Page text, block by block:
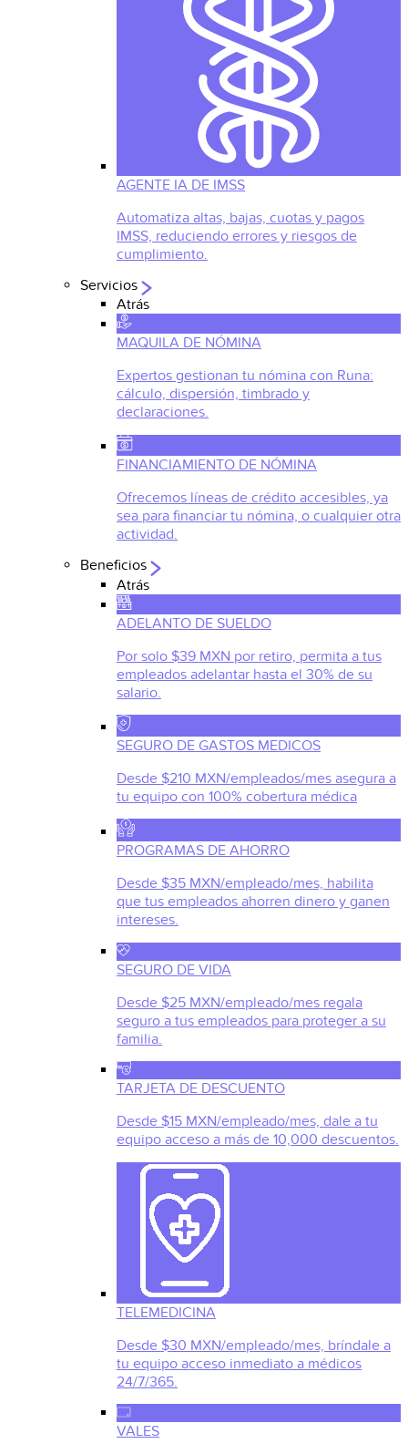
AGENTE IA DE IMSS
Automatiza altas, bajas, cuotas y pagos
IMSS, reduciendo errores y riesgos de
cumplimiento.
Servicios
Atrás
MAQUILA DE NÓMINA
Expertos gestionan tu nómina con Runa:
cálculo, dispersión, timbrado y
declaraciones.
FINANCIAMIENTO DE NÓMINA
Ofrecemos líneas de crédito accesibles, ya
sea para financiar tu nómina, o cualquier otra
actividad.
Beneficios
Atrás
ADELANTO DE SUELDO
Por solo $39 MXN por retiro, permita a tus
empleados adelantar hasta el 30% de su
salario.
SEGURO DE GASTOS MEDICOS
Desde $210 MXN/empleados/mes asegura a
tu equipo con 100% cobertura médica
PROGRAMAS DE AHORRO
Desde $35 MXN/empleado/mes, habilita
que tus empleados ahorren dinero y ganen
intereses.
SEGURO DE VIDA
Desde $25 MXN/empleado/mes regala
seguro a tus empleados para proteger a su
familia.
TARJETA DE DESCUENTO
Desde $15 MXN/empleado/mes, dale a tu
equipo acceso a más de 10,000 descuentos.
TELEMEDICINA
Desde $30 MXN/empleado/mes, bríndale a
tu equipo acceso inmediato a médicos
24/7/365.
VALES